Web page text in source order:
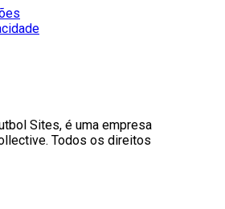
Sites, é uma empresa
Todos os direitos